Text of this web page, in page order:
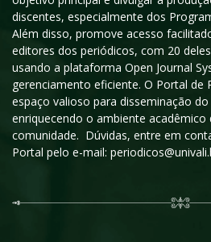
discentes, especialmente dos
Além disso, promove acesso
editores dos periódicos, com 20
usando a plataforma Open Journal
gerenciamento eficiente. O Portal de
espaço valioso para disseminação
enriquecendo o ambiente acadêmico
comunidade. Dúvidas, entre em
Portal pelo e-mail: